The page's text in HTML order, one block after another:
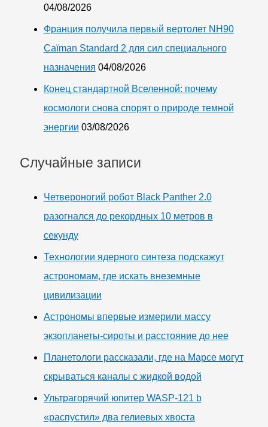
04/08/2026
Франция получила первый вертолет NH90
Caïman Standard 2 для сил специального
назначения 04/08/2026
Конец стандартной Вселенной: почему
космологи снова спорят о природе темной
энергии 03/08/2026
Случайные записи
Четвероногий робот Black Panther 2.0
разогнался до рекордных 10 метров в
секунду
Технологии ядерного синтеза подскажут
астрономам, где искать внеземные
цивилизации
Астрономы впервые измерили массу
экзопланеты-сироты и расстояние до нее
Планетологи рассказали, где на Марсе могут
скрываться каналы с жидкой водой
Ультрагорячий юпитер WASP-121 b
«распустил» два гелиевых хвоста